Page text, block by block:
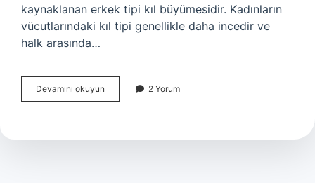
kaynaklanan erkek tipi kıl büyümesidir. Kadınların
vücutlarındaki kıl tipi genellikle daha incedir ve
halk arasında…
Devamını okuyun
Tüyü
Renklerden
2 Yorum